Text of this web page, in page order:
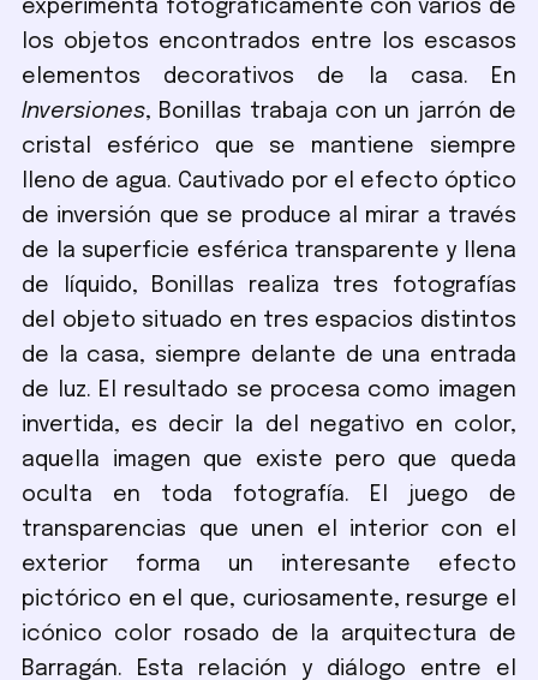
experimenta fotográficamente con varios de
los objetos encontrados entre los escasos
elementos decorativos de la casa. En
Inversiones, Bonillas trabaja con un jarrón de
cristal esférico que se mantiene siempre
lleno de agua. Cautivado por el efecto óptico
de inversión que se produce al mirar a través
de la superficie esférica transparente y llena
de líquido, Bonillas realiza tres fotografías
del objeto situado en tres espacios distintos
de la casa, siempre delante de una entrada
de luz. El resultado se procesa como imagen
invertida, es decir la del negativo en color,
aquella imagen que existe pero que queda
oculta en toda fotografía. El juego de
transparencias que unen el interior con el
exterior forma un interesante efecto
pictórico en el que, curiosamente, resurge el
icónico color rosado de la arquitectura de
Barragán. Esta relación y diálogo entre el